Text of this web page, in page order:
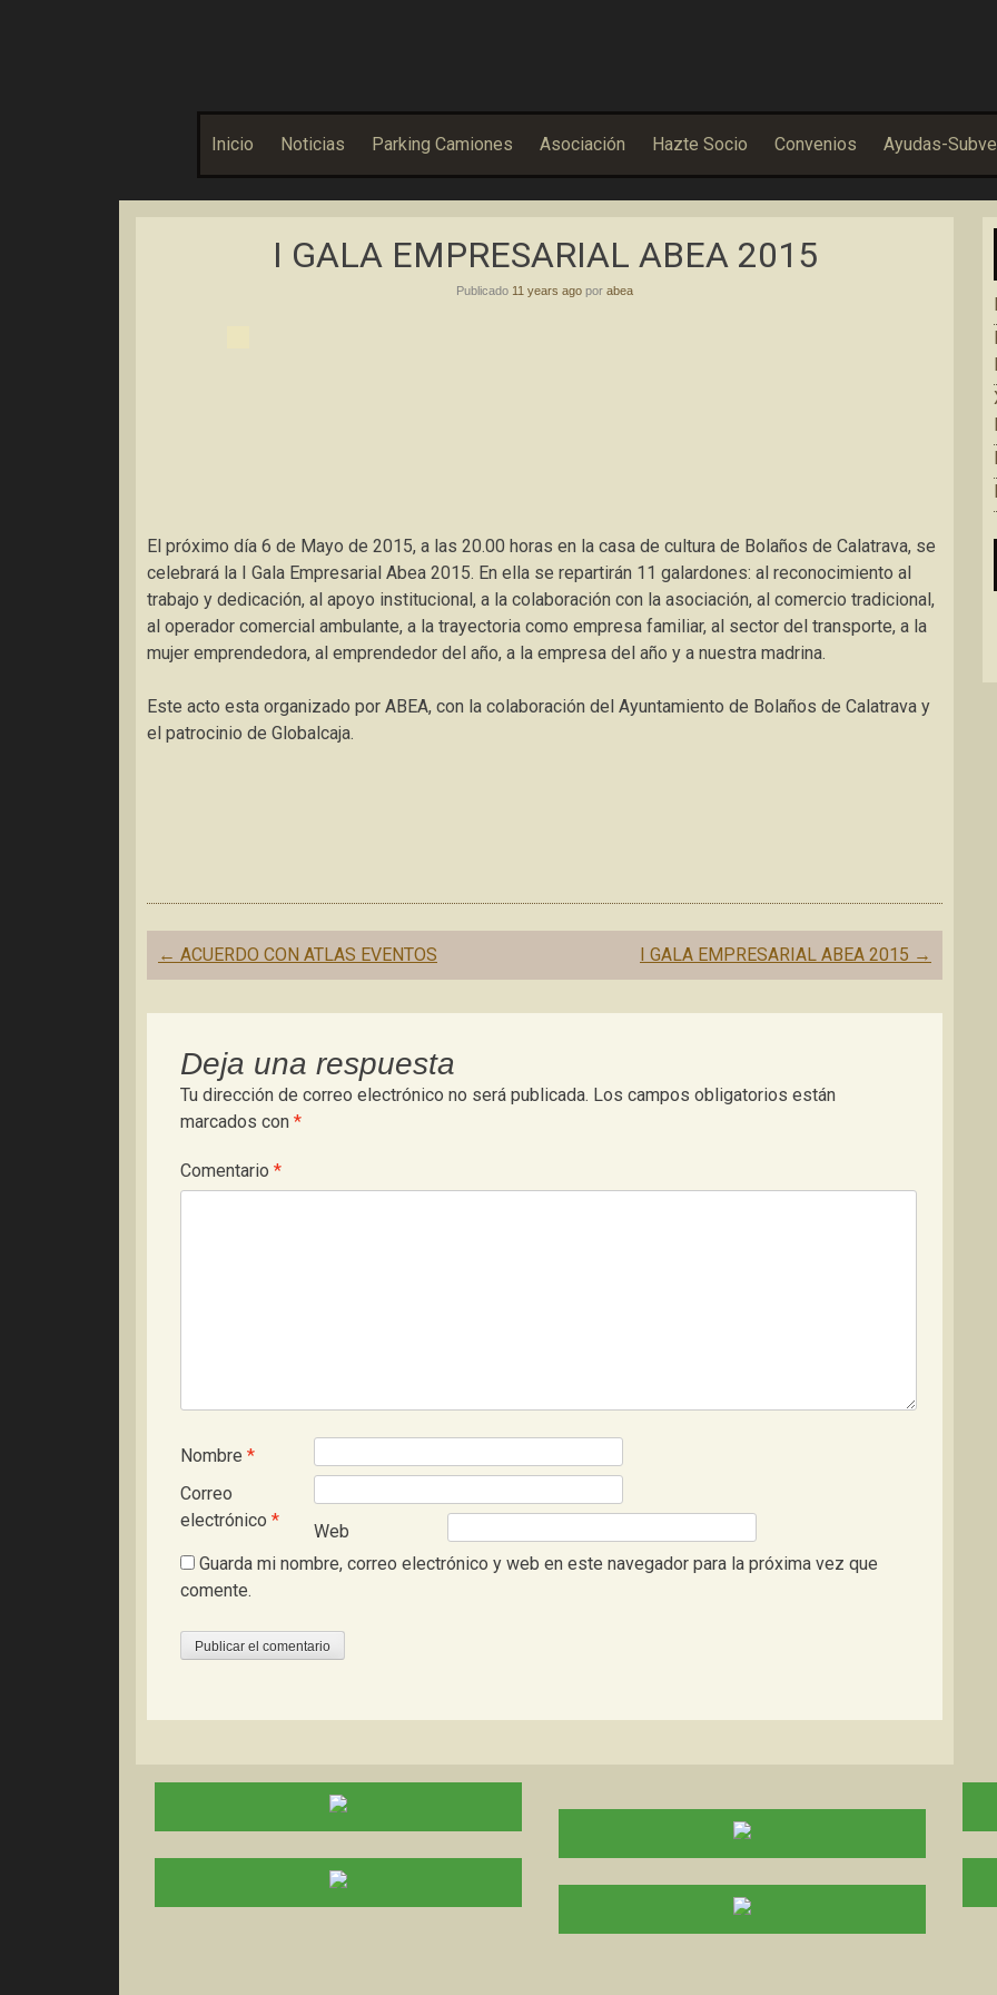
Inicio Noticias Parking Camiones Asociación Hazte Socio Convenios Ayudas-
I GALA EMPRESARIAL ABEA 2015
Publicado 11 years ago por abea
El próximo día 6 de Mayo de 2015, a las 20.00 horas en la casa de cultura de Bolaños de Calatrava, se
celebrará la I Gala Empresarial Abea 2015. En ella se repartirán 11 galardones: al reconocimiento al
trabajo y dedicación, al apoyo institucional, a la colaboración con la asociación, al comercio tradicional,
al operador comercial ambulante, a la trayectoria como empresa familiar, al sector del transporte, a la
mujer emprendedora, al emprendedor del año, a la empresa del año y a nuestra madrina.
Este acto esta organizado por ABEA, con la colaboración del Ayuntamiento de Bolaños de Calatrava y
el patrocinio de Globalcaja.
Navegación
de
← ACUERDO CON ATLAS EVENTOS I GALA EMPRESARIAL ABEA 2015 →
Deja una respuesta
Tu dirección de correo electrónico no será publicada. Los campos obligatorios están
marcados con *
Comentario *
Nombre *
Correo
electrónico *
Web
Guarda mi nombre, correo electrónico y web en este navegador para la próxima vez que
comente.